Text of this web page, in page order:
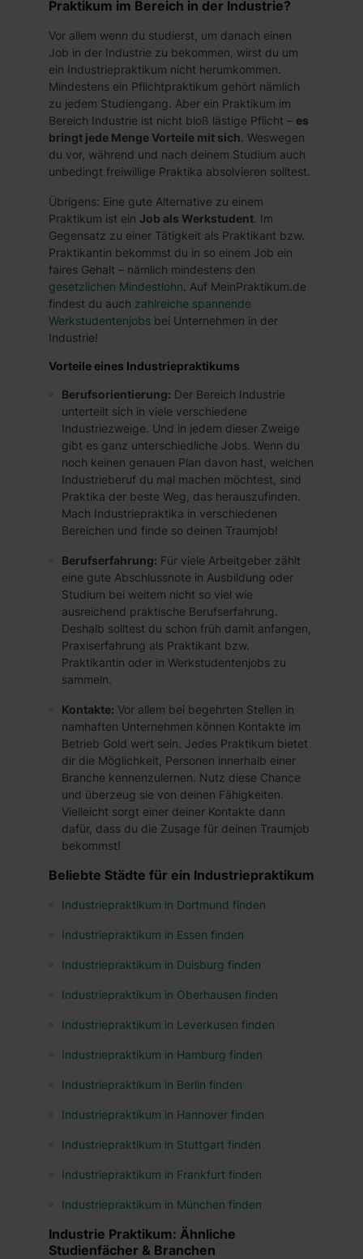
Praktikum im Bereich in der Industrie?
Vor allem wenn du studierst, um danach einen
Job in der Industrie zu bekommen, wirst du um
ein Industriepraktikum nicht herumkommen.
Mindestens ein Pflichtpraktikum gehört nämlich
zu jedem Studiengang. Aber ein Praktikum im
Bereich Industrie ist nicht bloß lästige Pflicht – es
bringt jede Menge Vorteile mit sich. Weswegen
du vor, während und nach deinem Studium auch
unbedingt freiwillige Praktika absolvieren solltest.
Übrigens: Eine gute Alternative zu einem
Praktikum ist ein Job als Werkstudent. Im
Gegensatz zu einer Tätigkeit als Praktikant bzw.
Praktikantin bekommst du in so einem Job ein
faires Gehalt – nämlich mindestens den
gesetzlichen Mindestlohn. Auf MeinPraktikum.de
findest du auch zahlreiche spannende
Werkstudentenjobs bei Unternehmen in der
Industrie!
Vorteile eines Industriepraktikums
Berufsorientierung: Der Bereich Industrie
unterteilt sich in viele verschiedene
Industriezweige. Und in jedem dieser Zweige
gibt es ganz unterschiedliche Jobs. Wenn du
noch keinen genauen Plan davon hast, welchen
Industrieberuf du mal machen möchtest, sind
Praktika der beste Weg, das herauszufinden.
Mach Industriepraktika in verschiedenen
Bereichen und finde so deinen Traumjob!
Berufserfahrung: Für viele Arbeitgeber zählt
eine gute Abschlussnote in Ausbildung oder
Studium bei weitem nicht so viel wie
ausreichend praktische Berufserfahrung.
Deshalb solltest du schon früh damit anfangen,
Praxiserfahrung als Praktikant bzw.
Praktikantin oder in Werkstudentenjobs zu
sammeln.
Kontakte: Vor allem bei begehrten Stellen in
namhaften Unternehmen können Kontakte im
Betrieb Gold wert sein. Jedes Praktikum bietet
dir die Möglichkeit, Personen innerhalb einer
Branche kennenzulernen. Nutz diese Chance
und überzeug sie von deinen Fähigkeiten.
Vielleicht sorgt einer deiner Kontakte dann
dafür, dass du die Zusage für deinen Traumjob
bekommst!
Beliebte Städte für ein Industriepraktikum
Industriepraktikum in Dortmund finden
Industriepraktikum in Essen finden
Industriepraktikum in Duisburg finden
Industriepraktikum in Oberhausen finden
Industriepraktikum in Leverkusen finden
Industriepraktikum in Hamburg finden
Industriepraktikum in Berlin finden
Industriepraktikum in Hannover finden
Industriepraktikum in Stuttgart finden
Industriepraktikum in Frankfurt finden
Industriepraktikum in München finden
Industrie Praktikum: Ähnliche
Studienfächer & Branchen